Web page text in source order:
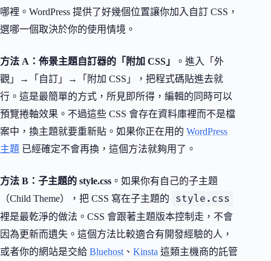
哪裡。WordPress 提供了好幾個位置讓你加入自訂 CSS，
選哪一個取決於你的使用情境。
方法 A：佈景主題自訂器的「附加 CSS」
。進入「外
觀」→「自訂」→「附加 CSS」，把程式碼貼進去就
行。這是最簡單的方式，所見即所得，編輯的同時可以
預覽捲軸效果。不過這些 CSS 會存在資料庫裡而不是檔
案中，換主題就要重新貼。如果你正在用的 WordPress
主題 已經確定不會再換，這個方法就夠用了。
方法 B：子主題的 style.css 。如果你有自己的子主題
（Child Theme），把 CSS 寫在子主題的
style.css
裡是最乾淨的做法。CSS 會跟著主題版本控制走，不會
因為更新而遺失。這個方法比較適合有開發經驗的人，
或者你的網站是交給 Bluehost 、 Kinsta 這類主機商的託管